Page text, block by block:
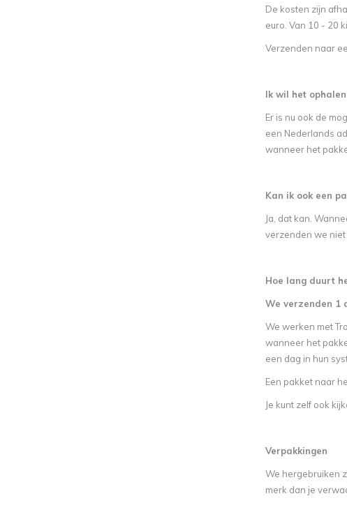
De kosten zijn
euro. Van 10 - 20
Verzenden naar
Ik wil het
Er is nu ook de
een Nederlands
wanneer het
Kan ik ook een
Ja, dat kan.
verzenden we
Hoe lang duurt
We verzenden 1
We werken met
wanneer het
een dag in hun
Een pakket naar
Je kunt zelf ook
Verpakkingen
We hergebruiken
merk dan je